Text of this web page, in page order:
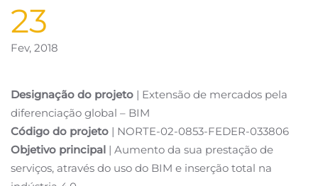
23
Fev, 2018
Designação do projeto | Extensão de mercados pela
diferenciação global – BIM
Código do projeto | NORTE-02-0853-FEDER-033806
Objetivo principal | Aumento da sua prestação de
serviços, através do uso do BIM e inserção total na